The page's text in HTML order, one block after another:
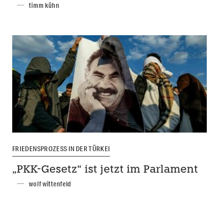
timm kühn
FRIEDENSPROZESS IN DER TÜRKEI
„PKK-Gesetz“ ist jetzt im Parlament
wolf wittenfeld